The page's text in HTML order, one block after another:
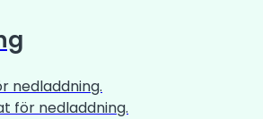
nedladdning.
för nedladdning.